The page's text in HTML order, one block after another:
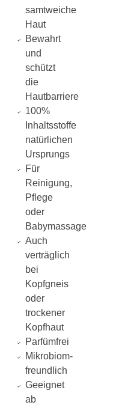
samtweiche
Haut
Bewahrt
und
schützt
die
Hautbarriere
100%
Inhaltsstoffe
natürlichen
Ursprungs
Für
Reinigung,
Pflege
oder
Babymassage
Auch
verträglich
bei
Kopfgneis
oder
trockener
Kopfhaut
Parfümfrei
Mikrobiom-
freundlich
Geeignet
ab